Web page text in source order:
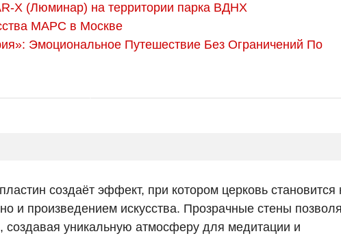
Х (Люминар) на территории парка ВДНХ
МАРС в Москве
Эмоциональное Путешествие Без Ограничений По
создаёт эффект, при котором церковь становится
и произведением искусства. Прозрачные стены
создавая уникальную атмосферу для медитации и